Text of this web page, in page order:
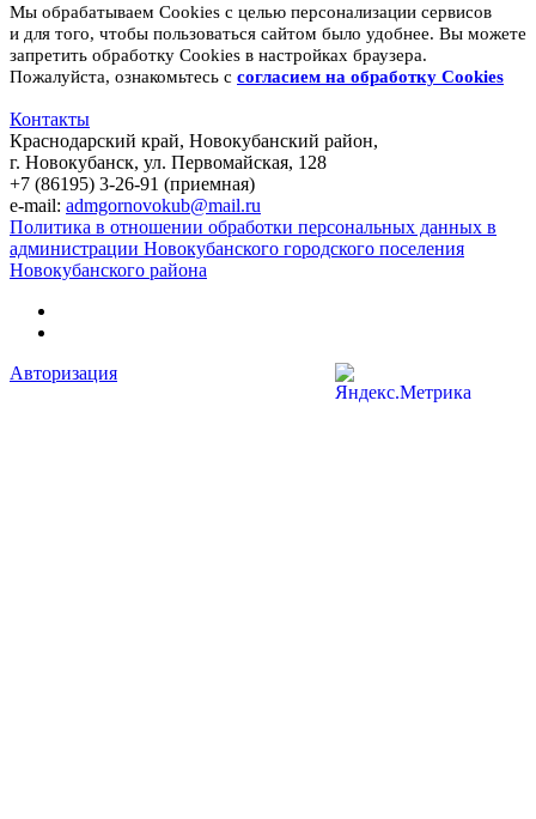
Мы обрабатываем Cookies с целью персонализации сервисов
и для того, чтобы пользоваться сайтом было удобнее. Вы можете
запретить обработку Cookies в настройках браузера.
Пожалуйста, ознакомьтесь с согласием на обработку Cookies
Контакты
Краснодарский край, Новокубанский район,
г. Новокубанск, ул. Первомайская, 128
+7 (86195) 3-26-91 (приемная)
e-mail: admgornovokub@mail.ru
Политика в отношении обработки персональных данных в
администрации Новокубанского городского поселения
Новокубанского района
Авторизация